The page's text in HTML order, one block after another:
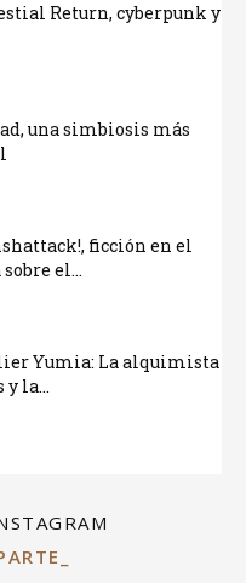
Return, cyberpunk y
una simbiosis más
ficción en el
el...
Yumia: La alquimista
y la...